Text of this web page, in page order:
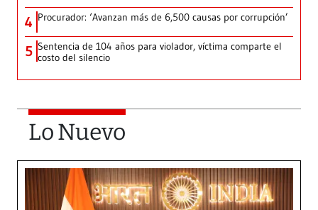
4 Procurador: ‘Avanzan más de 6,500 causas por corrupción’
5 Sentencia de 104 años para violador, víctima comparte el
costo del silencio
Lo Nuevo